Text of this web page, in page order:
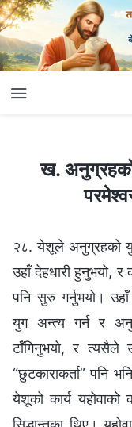
ख. अनुग्रहको युगको आफ्नो
ख. अनुग्रहको
२८. येशूले अनुग्रहको
उहाँ देहधारी हुनुभयो,
पनि सुरु गर्नुभयो। उहाँ
युग अन्त्य गर्न र
टाँगिनुभयो, र त्यसैले
“छुटकाराकर्ता” पनि
येशूको कार्य यहोवाको